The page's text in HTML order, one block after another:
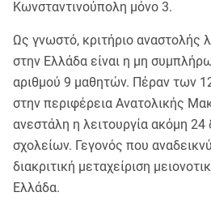
Κωνσταντινούπολη μόνο 3.
Ως γνωστό, κριτήριο αναστολής
στην Ελλάδα είναι η μη
αριθμού 9 μαθητών. Πέραν των
στην περιφέρεια Ανατολικής
ανεστάλη η λειτουργία ακόμη
σχολείων. Γεγονός που
διακριτική μεταχείριση
Ελλάδα.